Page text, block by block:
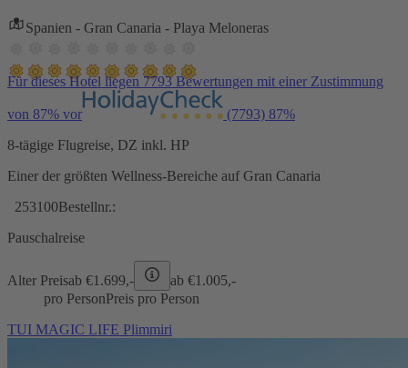
Spanien - Gran Canaria - Playa Meloneras
Für dieses Hotel liegen 7793 Bewertungen mit einer Zustimmung
von 87% vor (7793) 87%
8-tägige Flugreise, DZ inkl. HP
Einer der größten Wellness-Bereiche auf Gran Canaria
253100Bestellnr.:
Pauschalreise
Alter Preisab €1.699,- ab €1.005,-
pro PersonPreis pro Person
TUI MAGIC LIFE Plimmiri